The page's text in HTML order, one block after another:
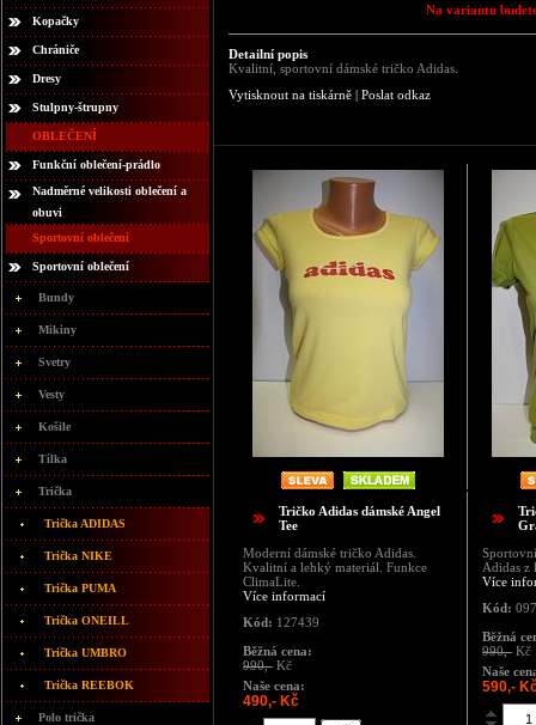
Kopačky
Chrániče
Dresy
Stulpny-štrupny
OBLEČENÍ
Funkční oblečení-prádlo
Nadměrné velikosti oblečení a
obuvi
Sportovní oblečení
Sportovní oblečení
Bundy
Mikiny
Svetry
Vesty
Košile
Tílka
Trička
Trička ADIDAS
Trička NIKE
Trička PUMA
Trička ONEILL
Trička UMBRO
Trička REEBOK
Polo trička
Na variantu
Detailní popis
Kvalitní, sportovní dámské tričko Adidas.
Vytisknout na tiskárně | Poslat odkaz
Tričko Adidas dámské Angel
Tee
Moderní dámské tričko Adidas.
Kvalitní a lehký materiál. Funkce
ClimaLite.
Více informací
Kód: 127439
Běžná cena:
990,- Kč
Naše cena:
490,- Kč
Adidas z
Více
Kód:
Běžná
990,- Kč
Naše
590,-